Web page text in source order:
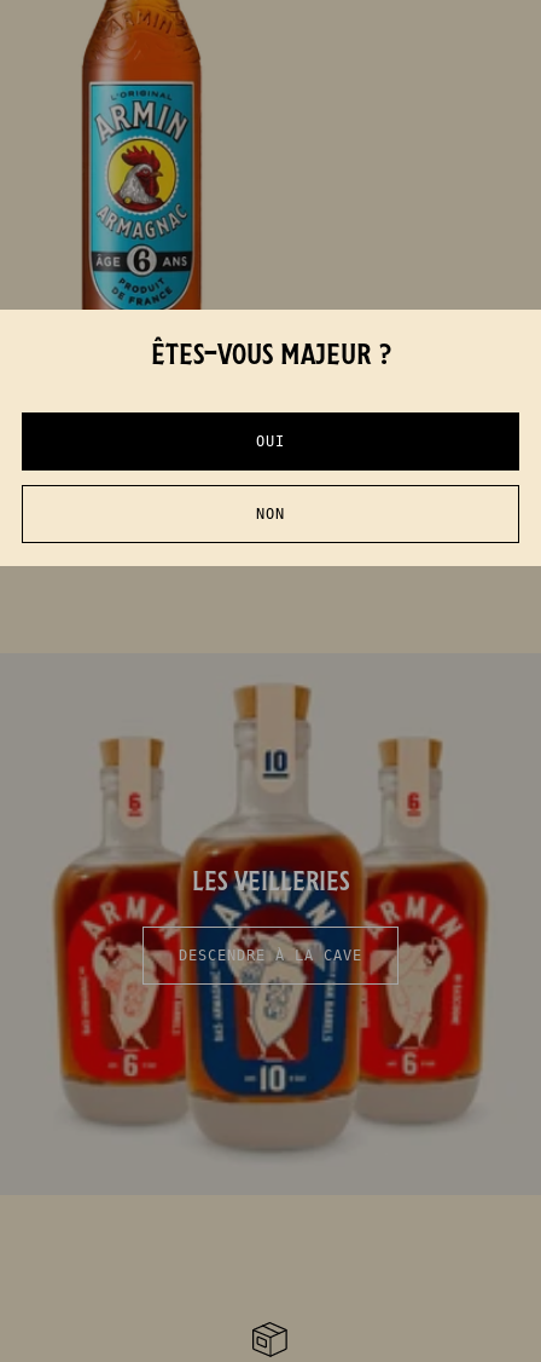
ÊTES-VOUS MAJEUR ?
OUI
NON
LES VEILLERIES
DESCENDRE À LA CAVE